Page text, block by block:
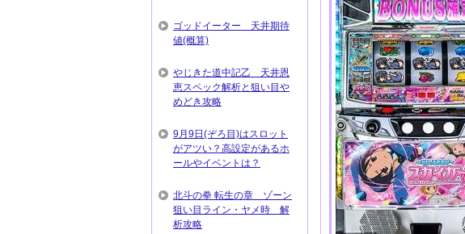
ゴッドイーター 天井期待
値(概算)
やじきた道中記乙 天井恩
恵スペック解析と狙い目や
めどき攻略
9月9日(ぞろ目)はスロット
がアツい？高設定があるホ
ールやイベントは？
北斗の拳 転生の章 ゾーン
狙い目ライン・ヤメ時 解
析攻略